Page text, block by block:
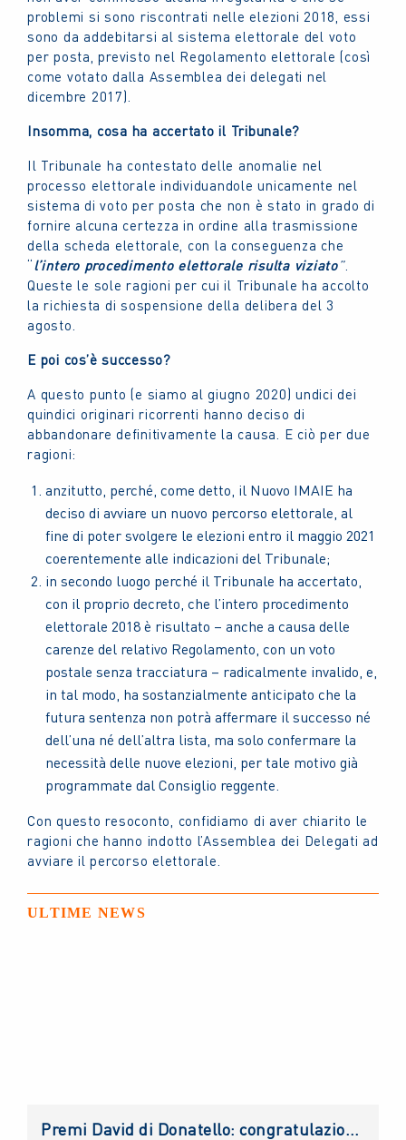
problemi si sono riscontrati nelle elezioni 2018, essi
sono da addebitarsi al sistema elettorale del voto
per posta, previsto nel Regolamento elettorale (così
come votato dalla Assemblea dei delegati nel
dicembre 2017).
Insomma, cosa ha accertato il Tribunale?
Il Tribunale ha contestato delle anomalie nel
processo elettorale individuandole unicamente nel
sistema di voto per posta che non è stato in grado di
fornire alcuna certezza in ordine alla trasmissione
della scheda elettorale, con la conseguenza che
“l’intero procedimento elettorale risulta viziato”.
Queste le sole ragioni per cui il Tribunale ha accolto
la richiesta di sospensione della delibera del 3
agosto.
E poi cos’è successo?
A questo punto (e siamo al giugno 2020) undici dei
quindici originari ricorrenti hanno deciso di
abbandonare definitivamente la causa. E ciò per due
ragioni:
anzitutto, perché, come detto, il Nuovo IMAIE ha
deciso di avviare un nuovo percorso elettorale, al
fine di poter svolgere le elezioni entro il maggio 2021
coerentemente alle indicazioni del Tribunale;
in secondo luogo perché il Tribunale ha accertato,
con il proprio decreto, che l’intero procedimento
elettorale 2018 è risultato – anche a causa delle
carenze del relativo Regolamento, con un voto
postale senza tracciatura – radicalmente invalido, e,
in tal modo, ha sostanzialmente anticipato che la
futura sentenza non potrà affermare il successo né
dell’una né dell’altra lista, ma solo confermare la
necessità delle nuove elezioni, per tale motivo già
programmate dal Consiglio reggente.
Con questo resoconto, confidiamo di aver chiarito le
ragioni che hanno indotto l’Assemblea dei Delegati ad
avviare il percorso elettorale.
ULTIME NEWS
Premi David di Donatello: congratulazioni al nuovo direttore artistico, Gian Luca Farinelli